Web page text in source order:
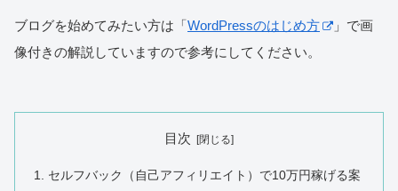
ブログを始めてみたい方は「WordPressのはじめ方
」で画
像付きの解説していますので参考にしてください。
目次
セルフバック（自己アフィリエイト）で10万円稼げる案